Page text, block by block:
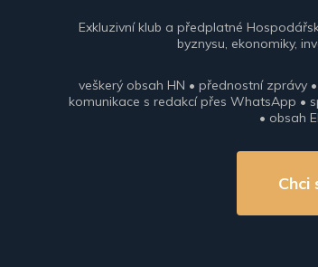
Exkluzivní klub a předplatné
byznysu, ekonomiky,
veškerý obsah HN • přednostní zprávy
komunikace s redakcí přes WhatsApp •
• obsah
Chci